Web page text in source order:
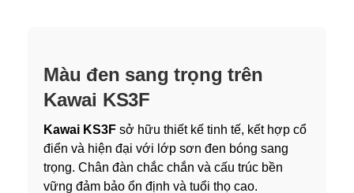
Màu đen sang trọng trên
Kawai KS3F
Kawai KS3F sở hữu thiết kế tinh tế, kết hợp cổ
điển và hiện đại với lớp sơn đen bóng sang
trọng. Chân đàn chắc chắn và cấu trúc bền
vững đảm bảo ổn định và tuổi thọ cao.